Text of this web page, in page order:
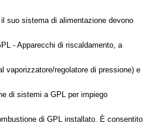
suo sistema di alimentazione devono
- Apparecchi di riscaldamento, a
vaporizzatore/regolatore di pressione) e
di sistemi a GPL per impiego
di GPL installato. È consentito